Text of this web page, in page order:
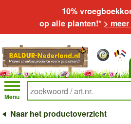
10%
op alle planten!* >
Menu
Naar het productoverzicht